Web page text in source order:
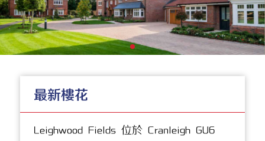
最新樓花
Leighwood Fields 位於 Cranleigh GU6